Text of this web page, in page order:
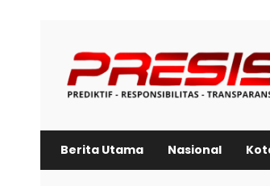
content
Berita Utama Nasional